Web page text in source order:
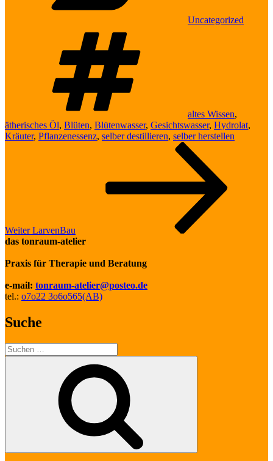
Uncategorized
altes Wissen,
ätherisches Öl, Blüten, Blütenwasser, Gesichtswasser, Hydrolat,
Kräuter, Pflanzenessenz, selber destillieren, selber herstellen
Weiter LarvenBau
das tonraum-atelier
Praxis für Therapie und Beratung
e-mail: tonraum-atelier@posteo.de
tel.: o7o22 3o6o565(AB)
Suche
Suche
nach: